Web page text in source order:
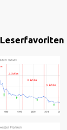
Leserfavoriten